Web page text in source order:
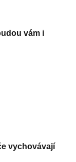
vám i
vychovávají